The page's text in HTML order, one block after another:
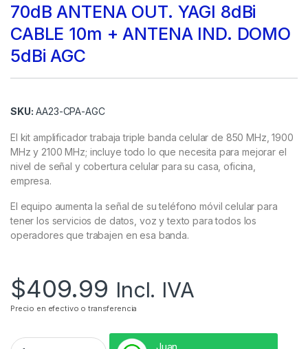
70dB ANTENA OUT. YAGI 8dBi
CABLE 10m + ANTENA IND. DOMO
5dBi AGC
SKU: AA23-CPA-AGC
El kit amplificador trabaja triple banda celular de 850 MHz, 1900
MHz y 2100 MHz; incluye todo lo que necesita para mejorar el
nivel de señal y cobertura celular para su casa, oficina,
empresa.
El equipo aumenta la señal de su teléfono móvil celular para
tener los servicios de datos, voz y texto para todos los
operadores que trabajen en esa banda.
$409.99 Incl. IVA
Precio en efectivo o transferencia
Juan